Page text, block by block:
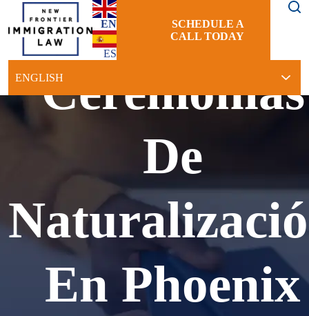
EN
ES
SCHEDULE A
CALL TODAY
Ceremonias
De
En Phoenix